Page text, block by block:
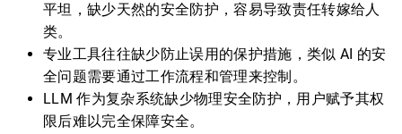
平坦，缺少天然的安全防护，容易导致责任转嫁给人
类。
专业工具往往缺少防止误用的保护措施，类似 AI 的安
全问题需要通过工作流程和管理来控制。
LLM 作为复杂系统缺少物理安全防护，用户赋予其权
限后难以完全保障安全。